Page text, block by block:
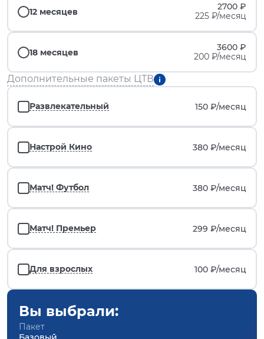
12 месяцев
2700 ₽
225 ₽/месяц
18 месяцев
3600 ₽
200 ₽/месяц
Дополнительные пакеты ЦТВ
Развлекательный 150 ₽/месяц
Настрой Кино 380 ₽/месяц
Матч! Футбол 380 ₽/месяц
Матч! Премьер 299 ₽/месяц
Для взрослых 100 ₽/месяц
Вы выбрали:
Пакет